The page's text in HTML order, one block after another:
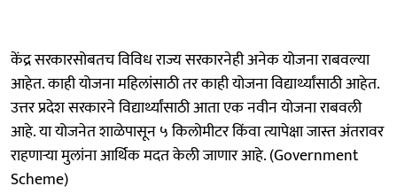
केंद्र सरकारसोबतच विविध राज्य सरकारनेही अनेक योजना राबवल्या
आहेत. काही योजना महिलांसाठी तर काही योजना विद्यार्थ्यांसाठी आहेत.
उत्तर प्रदेश सरकारने विद्यार्थ्यांसाठी आता एक नवीन योजना राबवली
आहे. या योजनेत शाळेपासून ५ किलोमीटर किंवा त्यापेक्षा जास्त अंतरावर
राहणाऱ्या मुलांना आर्थिक मदत केली जाणार आहे. (Government
Scheme)